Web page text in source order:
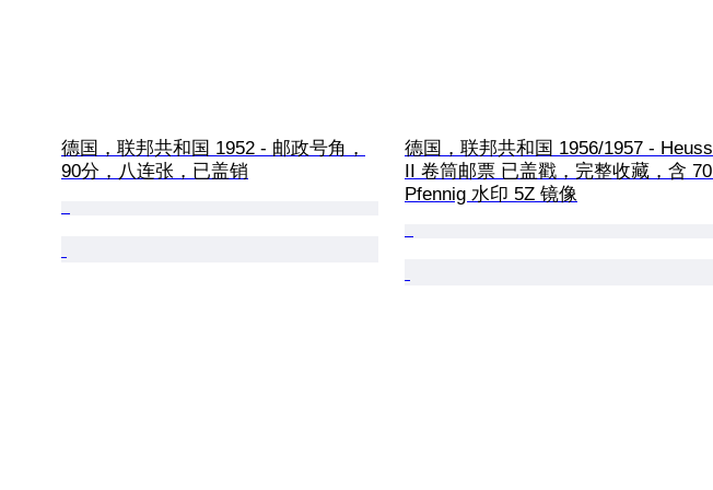
德国，联邦共和国 1952 - 邮政号角，
90分，八连张，已盖销
德国，联邦共和国 1956/1957 - Heuss
II 卷筒邮票 已盖戳，完整收藏，含 70
Pfennig 水印 5Z 镜像